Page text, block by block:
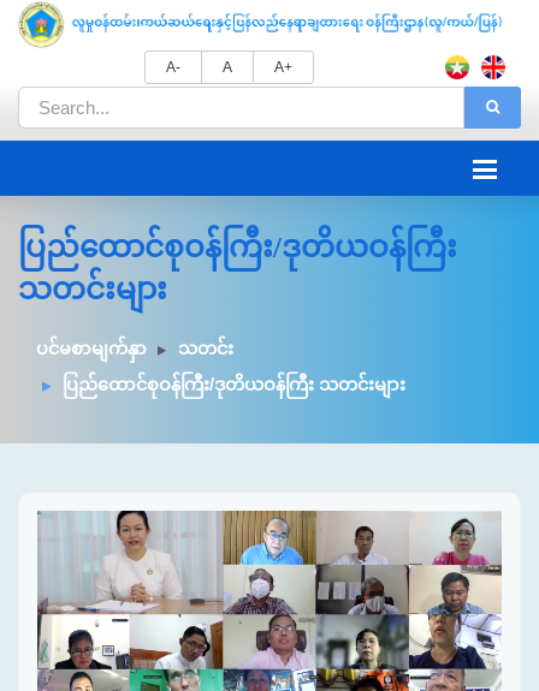
A- A A+
ပြည်ထောင်စုဝန်ကြီး/ဒုတိယဝန်ကြီး
သတင်းများ
ပင်မစာမျက်နှာ
သတင်း
ပြည်ထောင်စုဝန်ကြီး/ဒုတိယဝန်ကြီး သတင်းများ